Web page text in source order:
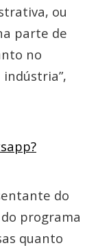
ou
parte de
no
do
programa
quanto